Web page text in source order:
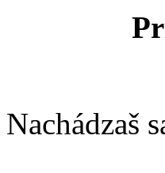
Nachádzaš